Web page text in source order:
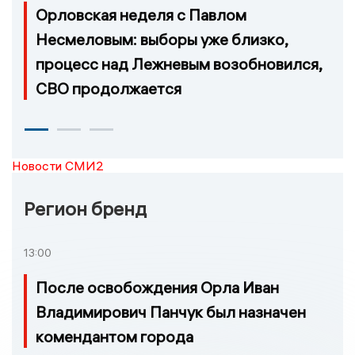
Орловская неделя с Павлом
Несмеловым: выборы уже близко,
процесс над Лежневым возобновился,
СВО продолжается
Новости СМИ2
Регион бренд
13:00
После освобождения Орла Иван
Владимирович Панчук был назначен
комендантом города